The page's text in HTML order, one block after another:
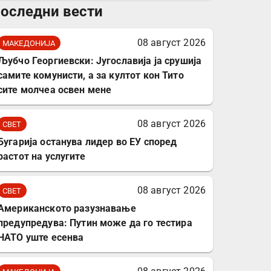
комплет за заштита на
вести
МАКЕДОНИЈА
08 август 2026
Георгиевски: Југославија ја срушија
комунисти, а за култот кон Тито
молчеа освен мене
СВЕТ
08 август 2026
останува лидер во ЕУ според
на услугите
СВЕТ
08 август 2026
разузнавање
Путин може да го тестира
уште есенва